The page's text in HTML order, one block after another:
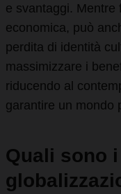
e svantaggi. Mentre
economica, può
perdita di identità
massimizzare i
riducendo al
garantire un mondo
Quali sono